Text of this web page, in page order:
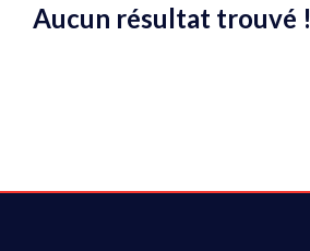
Aucun résultat trouvé !